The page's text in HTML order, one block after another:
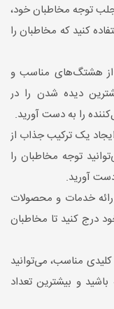
جلب توجه مخاطبان خود،
کنید که مخاطبان را
از هشتگ‌های مناسب و
دیده شدن را در
را به دست آورید.
یک ترکیب جذاب از
توجه مخاطبان را
آورید.
خدمات و محصولات
درج کنید تا مخاطبان
کلیدی مناسب، می‌توانید
و بیشترین تعداد